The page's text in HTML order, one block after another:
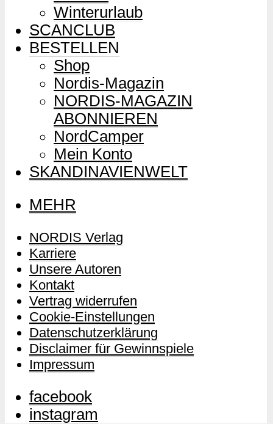
Winterurlaub
SCANCLUB
BESTELLEN
Shop
Nordis-Magazin
NORDIS-MAGAZIN
ABONNIEREN
NordCamper
Mein Konto
SKANDINAVIENWELT
MEHR
NORDIS Verlag
Karriere
Unsere Autoren
Kontakt
Vertrag widerrufen
Cookie-Einstellungen
Datenschutzerklärung
Disclaimer für Gewinnspiele
Impressum
facebook
instagram